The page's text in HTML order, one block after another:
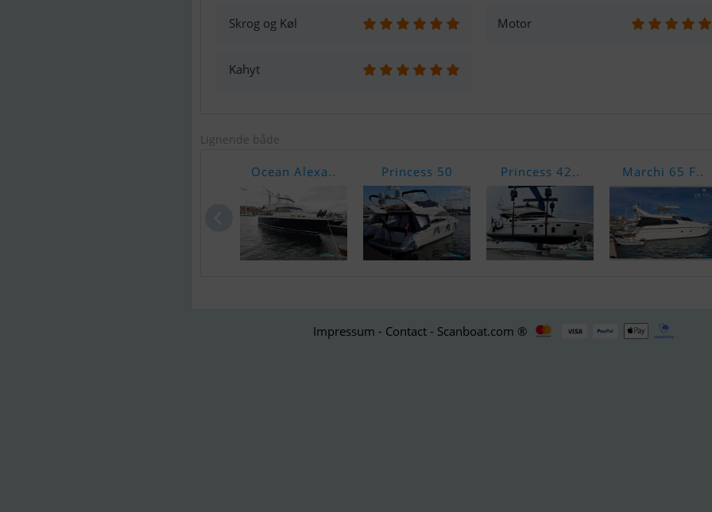
Skrog og Køl Motor
Kahyt
Lignende både
Ocean Alexa.. Princess 50 Princess 42.. Marchi 65 F..
Impressum - Contact - Scanboat.com ®